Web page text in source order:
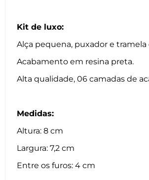
Kit de luxo:
Alça pequena, puxador e tramela
Acabamento em resina preta.
Alta qualidade, 06 camadas de
Medidas:
Altura: 8 cm
Largura: 7,2 cm
Entre os furos: 4 cm